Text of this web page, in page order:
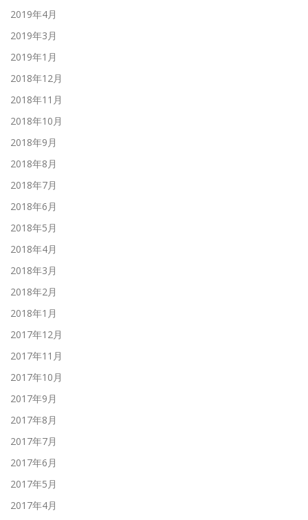
2019年4月
2019年3月
2019年1月
2018年12月
2018年11月
2018年10月
2018年9月
2018年8月
2018年7月
2018年6月
2018年5月
2018年4月
2018年3月
2018年2月
2018年1月
2017年12月
2017年11月
2017年10月
2017年9月
2017年8月
2017年7月
2017年6月
2017年5月
2017年4月